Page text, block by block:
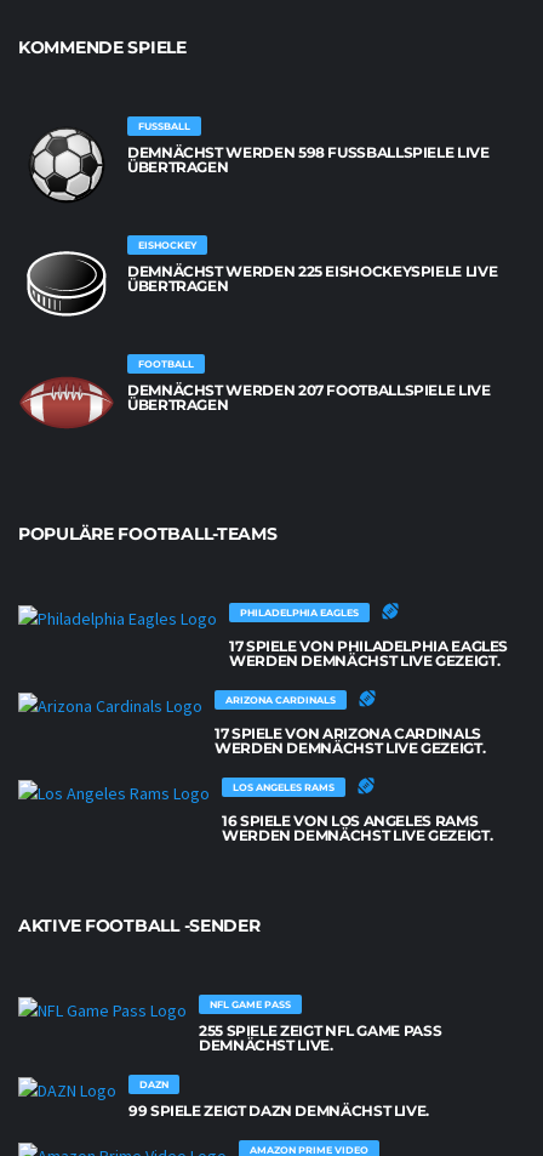
KOMMENDE SPIELE
FUSSBALL
DEMNÄCHST WERDEN 598 FUSSBALLSPIELE LIVE Ü
BERTRAGEN
EISHOCKEY
DEMNÄCHST WERDEN 225 EISHOCKEYSPIELE LIVE
ÜBERTRAGEN
FOOTBALL
DEMNÄCHST WERDEN 207 FOOTBALLSPIELE LIVE
ÜBERTRAGEN
POPULÄRE FOOTBALL-TEAMS
PHILADELPHIA EAGLES
17 SPIELE VON PHILADELPHIA EAGLES
WERDEN DEMNÄCHST LIVE GEZEIGT.
ARIZONA CARDINALS
17 SPIELE VON ARIZONA CARDINALS
WERDEN DEMNÄCHST LIVE GEZEIGT.
LOS ANGELES RAMS
16 SPIELE VON LOS ANGELES RAMS
WERDEN DEMNÄCHST LIVE GEZEIGT.
AKTIVE FOOTBALL -SENDER
NFL GAME PASS
255 SPIELE ZEIGT NFL GAME PASS
DEMNÄCHST LIVE.
DAZN
99 SPIELE ZEIGT DAZN DEMNÄCHST LIVE.
AMAZON PRIME VIDEO